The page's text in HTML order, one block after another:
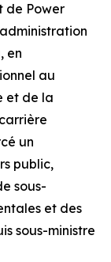
de Power
en
au
et de la
un
public,
sous-
et des
sous-ministre